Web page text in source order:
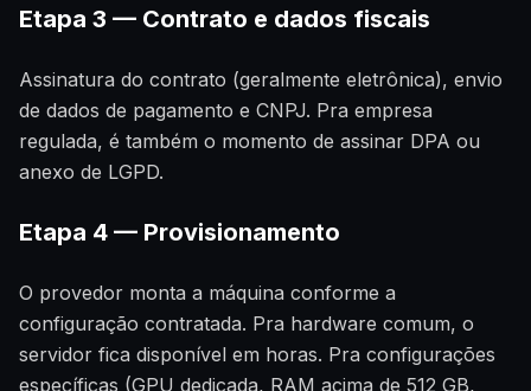
Etapa 3 — Contrato e dados fiscais
Assinatura do contrato (geralmente eletrônica), envio
de dados de pagamento e CNPJ. Pra empresa
regulada, é também o momento de assinar DPA ou
anexo de LGPD.
Etapa 4 — Provisionamento
O provedor monta a máquina conforme a
configuração contratada. Pra hardware comum, o
servidor fica disponível em horas. Pra configurações
específicas (GPU dedicada, RAM acima de 512 GB,